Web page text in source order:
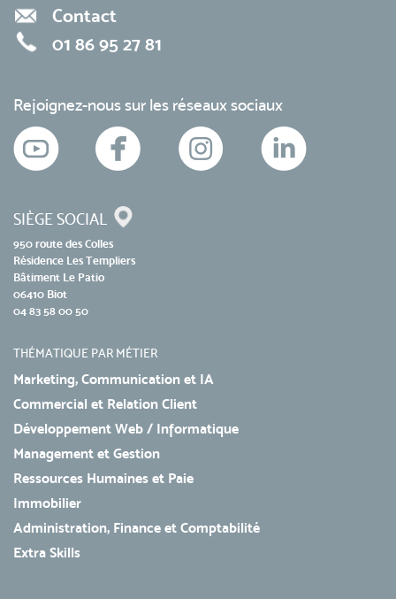
Contact
01 86 95 27 81
Rejoignez-nous sur les réseaux sociaux
SIÈGE SOCIAL
950 route des Colles
Résidence Les Templiers
Bâtiment Le Patio
06410 Biot
04 83 58 00 50
THÉMATIQUE PAR MÉTIER
Marketing, Communication et IA
Commercial et Relation Client
Développement Web / Informatique
Management et Gestion
Ressources Humaines et Paie
Immobilier
Administration, Finance et Comptabilité
Extra Skills